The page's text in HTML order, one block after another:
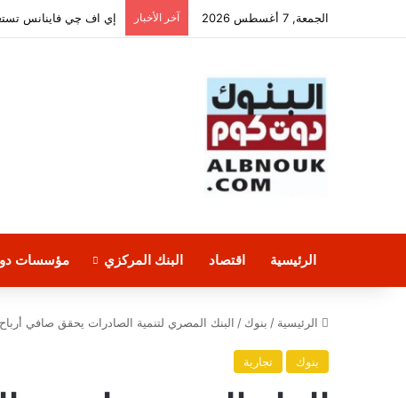
الجمعة, 7 أغسطس 2026 آخر الأخبار
الرئيسية اقتصاد البنك المركزي مؤسسات
الرئيسية / بنوك / البنك المصري لتنمية الصادرات يحقق صافي أرباح بقيمة 5.17 مليار جنيه
بنوك تجارية